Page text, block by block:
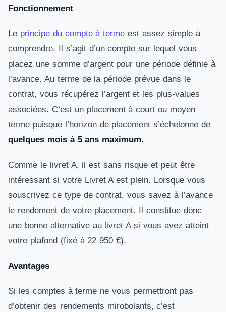
Fonctionnement
Le principe du compte à terme est assez simple à
comprendre. Il s’agit d’un compte sur lequel vous
placez une somme d’argent pour une période définie à
l’avance. Au terme de la période prévue dans le
contrat, vous récupérez l’argent et les plus-values
associées. C’est un placement à court ou moyen
terme puisque l’horizon de placement s’échelonne de
quelques mois à 5 ans maximum.
Comme le livret A, il est sans risque et peut être
intéressant si votre Livret A est plein. Lorsque vous
souscrivez ce type de contrat, vous savez à l’avance
le rendement de votre placement. Il constitue donc
une bonne alternative au livret A si vous avez atteint
votre plafond (fixé à 22 950 €).
Avantages
Si les comptes à terme ne vous permettront pas
d’obtenir des rendements mirobolants, c’est